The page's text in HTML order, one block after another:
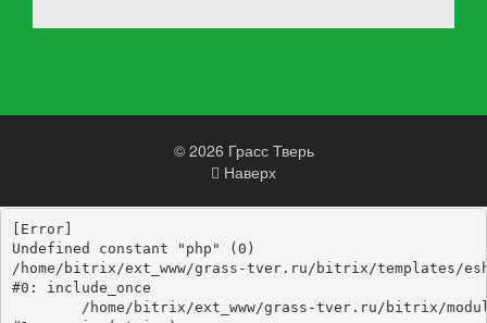
© 2026 Грасс Тверь
Наверх
[Error]
Undefined constant "php" (0)
/home/bitrix/ext_www/grass-tver.ru/bitrix/templates/
#0: include_once